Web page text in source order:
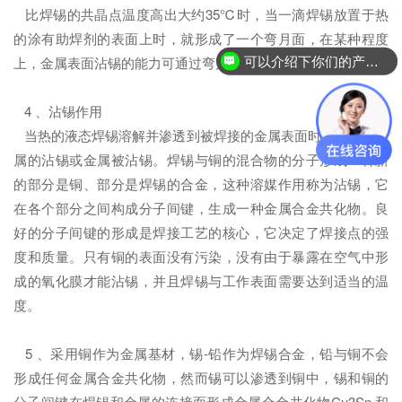
比焊锡的共晶点温度高出大约35℃时，当一滴焊锡放置于热
的涂有助焊剂的表面上时，就形成了一个弯月面，在某种程度
上，金属表面沾锡的能力可通过弯月面的形状来评估。
4 、沾锡作用
当热的液态焊锡溶解并渗透到被焊接的金属表面时，就称为金
属的沾锡或金属被沾锡。焊锡与铜的混合物的分子形成一种新
的部分是铜、部分是焊锡的合金，这种溶媒作用称为沾锡，它
在各个部分之间构成分子间键，生成一种金属合金共化物。良
好的分子间键的形成是焊接工艺的核心，它决定了焊接点的强
度和质量。只有铜的表面没有污染，没有由于暴露在空气中形
成的氧化膜才能沾锡，并且焊锡与工作表面需要达到适当的温
度。
5 、采用铜作为金属基材，锡-铅作为焊锡合金，铅与铜不会
形成任何金属合金共化物，然而锡可以渗透到铜中，锡和铜的
可以介绍下你们的产品么？